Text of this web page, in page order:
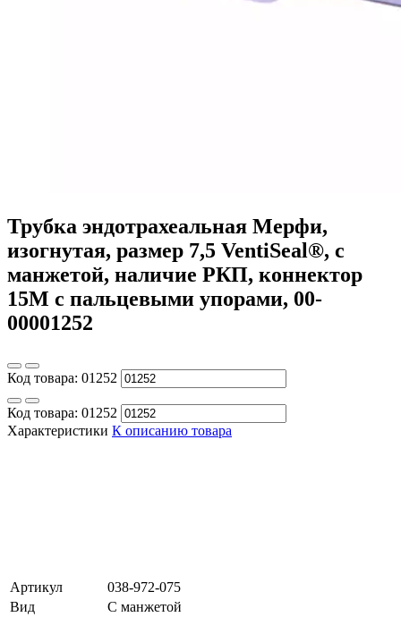
Трубка эндотрахеальная Мерфи,
изогнутая, размер 7,5 VentiSeal®, с
манжетой, наличие РКП, коннектор
15М с пальцевыми упорами, 00-
00001252
Код товара: 01252
Код товара: 01252
Характеристики К описанию товара
Артикул
038-972-075
Вид
С манжетой